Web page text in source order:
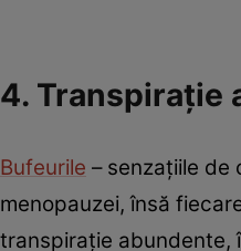
4. Transpiraţie
Bufeurile – senzaţiile de
menopauzei, însă
transpiraţie abundente,